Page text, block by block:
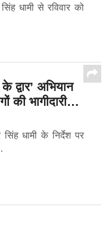
धामी से रविवार को
अभियान
की भागीदारी…
धामी के निर्देश पर